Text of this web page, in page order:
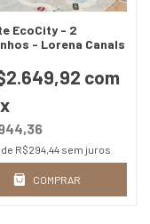
EcoCity - 2
- Lorena Canals
com
R$294,44 sem juros
COMPRAR